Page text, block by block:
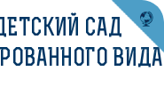
САД
ВИДА